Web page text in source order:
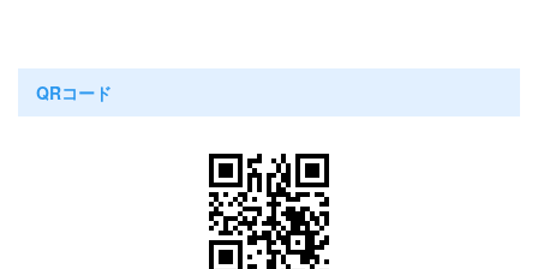
QRコード